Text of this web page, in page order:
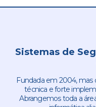
Sistemas de
Fundada em 2004, mas
técnica e forte
Abrangemos toda a